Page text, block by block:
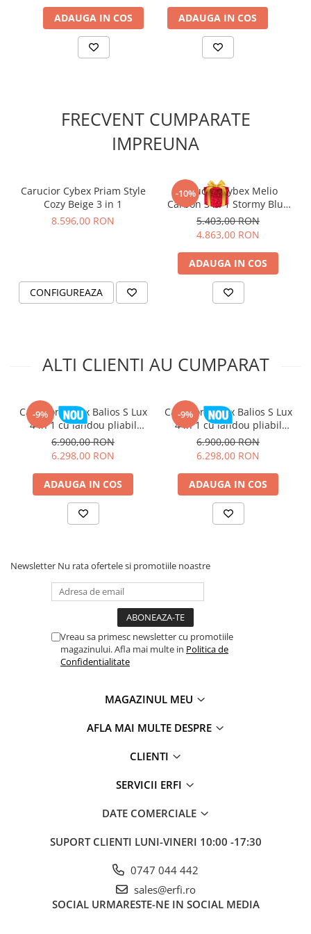
Unitatea scaunului reversibila a caruciorului Balios S Lux are
ultimul cuvant in ceea ce priveste confortul si luxul si este
complet reglabila intr-o pozitie ergonomica intinsa pentru
utilizare inca de la nastere.
Suspensie avansata
Suspensia rotilor din fata se combina cu suspensia
revolutionara aflata pe cadrul din spate, pentru a oferi un
nou nivel de confort in timpul calatoriilor. Mobilitate pentru
dumneavoastra si somn neintrerupt pentru cel mic.
Centuri reglabile cu o singura tragere
Asigurati-va copilul in cateva secunde. O singura mana este
Lux elimina necesitatea de a potrivi centurile individual,
scaunului, gasiti rapid potrivirea perfecta pentru confortul si
ADAUGA IN COS ADAUGA IN COS
FRECVENT CUMPARATE
IMPREUNA
Carucior Cybex Priam Style
Cozy Beige 3 in 1
8.596,00 RON
CONFIGUREAZA
-10%
Carucior Cybex Melio
Carbon 3 in 1 Stormy Blue
cu Scoica Auto Cloud G3
Plus
5.403,00 RON
4.863,00 RON
ADAUGA IN COS
ALTI CLIENTI AU CUMPARAT
-9%
Carucior Cybex Balios S Lux
4 in 1 cu landou pliabil
Almond Beige 2026
6.900,00 RON
6.298,00 RON
ADAUGA IN COS
-9%
Carucior Cybex Balios S Lux
4 in 1 cu landou pliabil
Chocolate Brown 2026
6.900,00 RON
6.298,00 RON
ADAUGA IN COS
Newsletter Nu rata ofertele si promotiile noastre
Vreau sa primesc newsletter cu promotiile
magazinului. Afla mai multe in Politica de
Confidentialitate
MAGAZINUL MEU
AFLA MAI MULTE DESPRE
CLIENTI
SERVICII ERFI
DATE COMERCIALE
SUPORT CLIENTI LUNI-VINERI 10:00 -17:30
0747 044 442
sales@erfi.ro
SOCIAL URMARESTE-NE IN SOCIAL MEDIA